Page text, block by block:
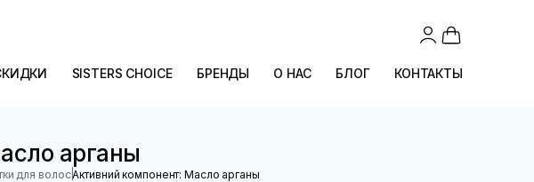
SISTERS CHOICE БРЕНДЫ О НАС БЛОГ КОНТАКТЫ
арганы
для волос|Активний компонент: Масло арганы